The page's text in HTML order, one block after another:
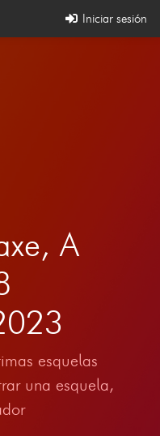
Iniciar sesión
A
esquelas
una esquela,